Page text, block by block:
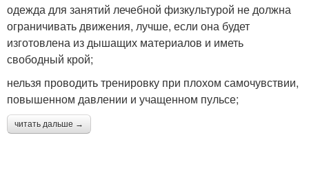
одежда для занятий лечебной физкультурой не должна
ограничивать движения, лучше, если она будет
изготовлена из дышащих материалов и иметь
свободный крой;
нельзя проводить тренировку при плохом самочувствии,
повышенном давлении и учащенном пульсе;
читать дальше →